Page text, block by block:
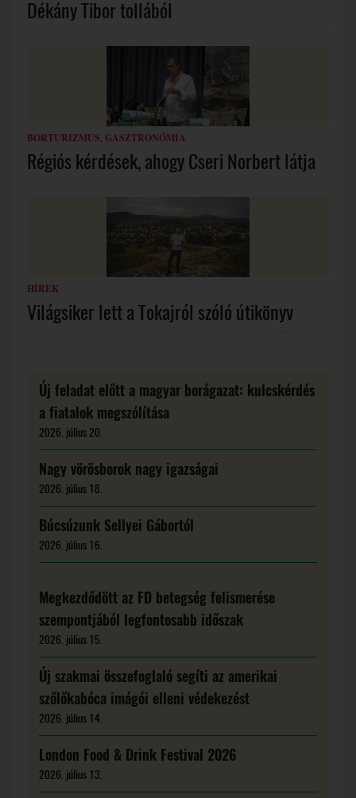
Dékány Tibor tollából
BORTURIZMUS GASZTRONÓMIA
Régiós kérdések, ahogy Cseri Norbert látja
HÍREK
Világsiker lett a Tokajról szóló útikönyv
Új feladat előtt a magyar borágazat: kulcskérdés
a fiatalok megszólítása
2026. július 20.
Nagy vörösborok nagy igazságai
2026. július 18.
Búcsúzunk Sellyei Gábortól
2026. július 16.
Megkezdődött az FD betegség felismerése
szempontjából legfontosabb időszak
2026. július 15.
Új szakmai összefoglaló segíti az amerikai
szőlőkabóca imágói elleni védekezést
2026. július 14.
London Food & Drink Festival 2026
2026. július 13.